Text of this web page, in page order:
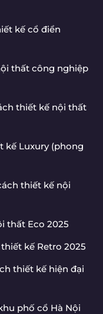
kế cổ điển
thất công nghiệp
thiết kế nội thất
kế Luxury (phong
thiết kế nội
thất Eco 2025
kế Retro 2025
thiết kế hiện đại
phố cổ Hà Nội